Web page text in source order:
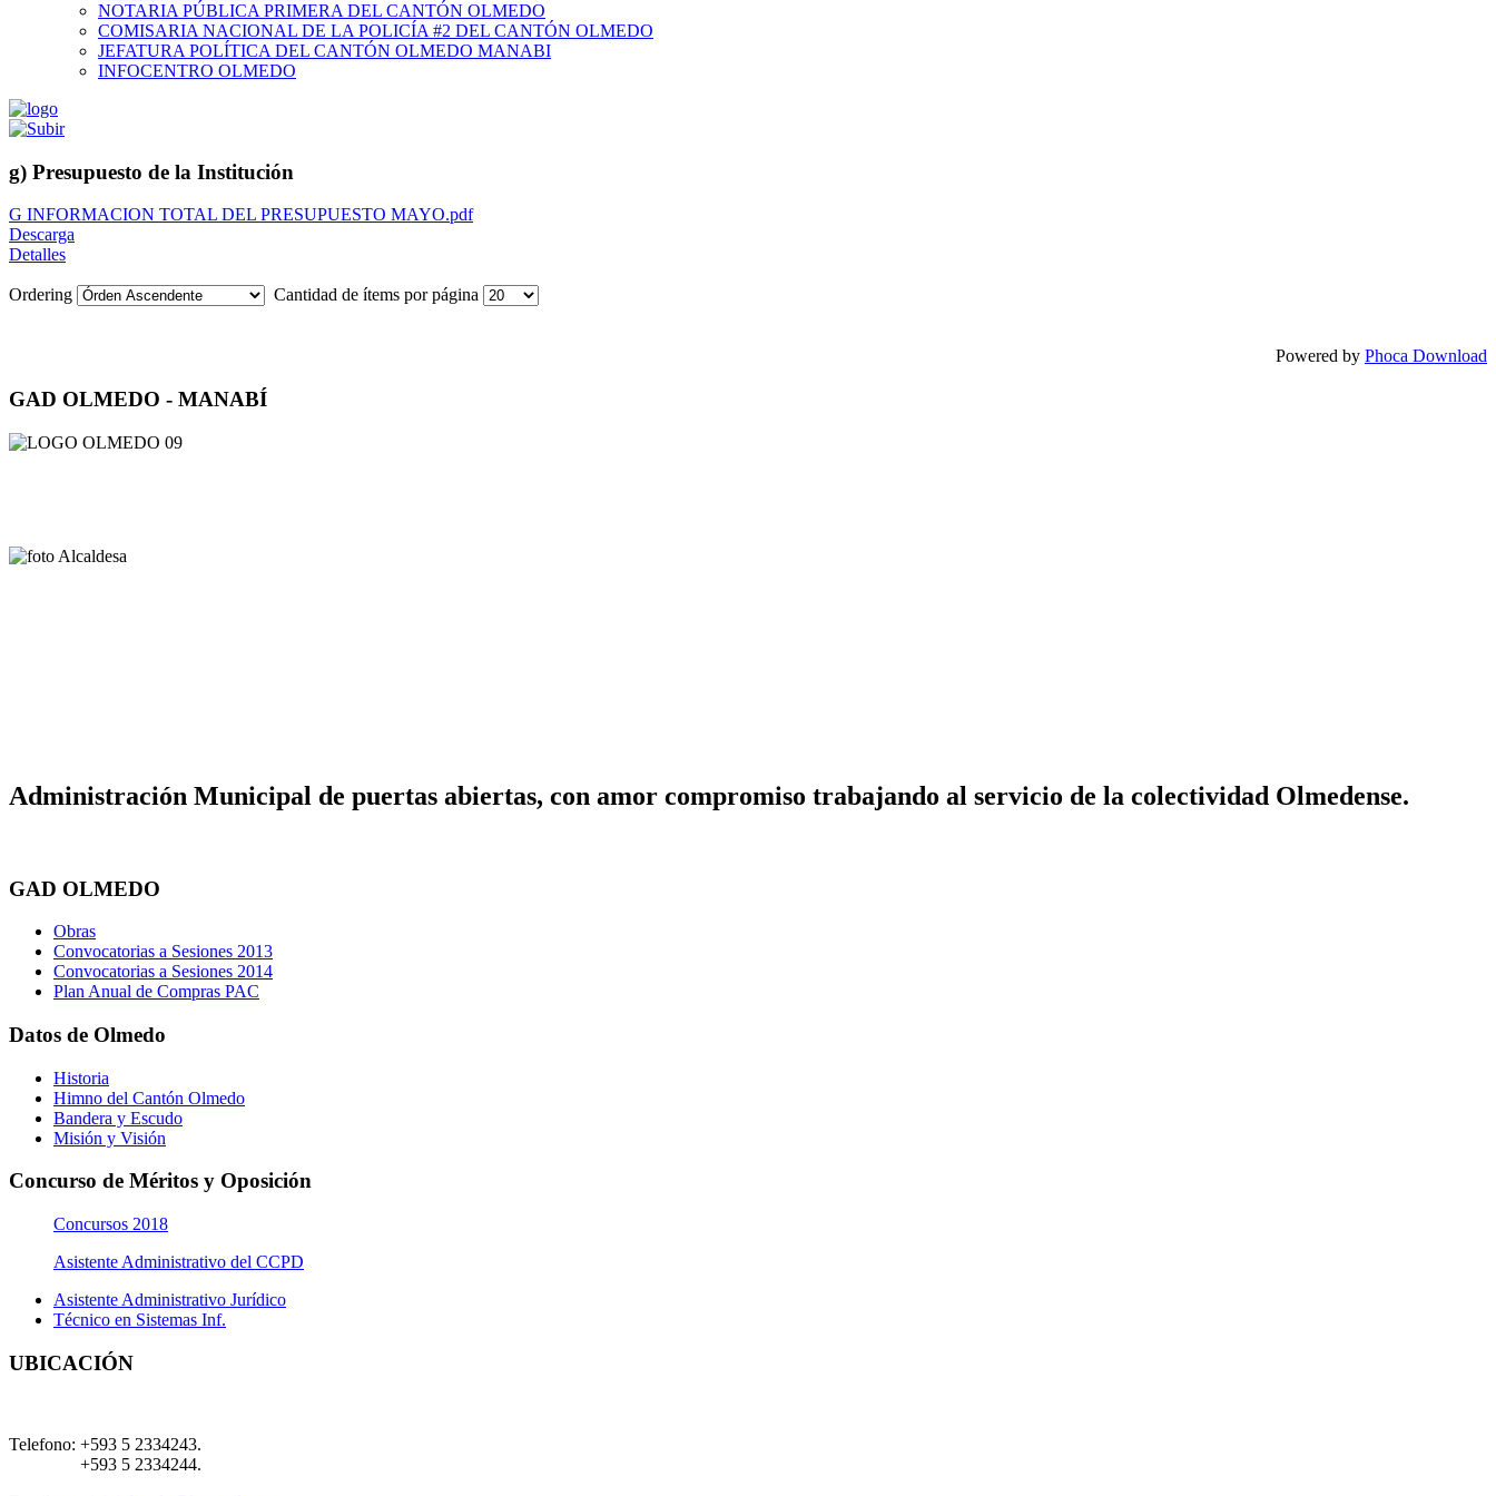
NOTARIA PÚBLICA PRIMERA DEL CANTÓN OLMEDO
COMISARIA NACIONAL DE LA POLICÍA #2 DEL CANTÓN OLMEDO
JEFATURA POLÍTICA DEL CANTÓN OLMEDO MANABI
INFOCENTRO OLMEDO
g) Presupuesto de la Institución
G INFORMACION TOTAL DEL PRESUPUESTO MAYO.pdf
Descarga
Detalles
Ordering Cantidad de ítems por página
Powered by Phoca Download
GAD OLMEDO - MANABÍ
Administración Municipal de puertas abiertas, con amor compromiso trabajando al servicio de la colectividad Olmedense.
GAD OLMEDO
Obras
Convocatorias a Sesiones 2013
Convocatorias a Sesiones 2014
Plan Anual de Compras PAC
Datos de Olmedo
Historia
Himno del Cantón Olmedo
Bandera y Escudo
Misión y Visión
Concurso de Méritos y Oposición
Concursos 2018
Asistente Administrativo del CCPD
Asistente Administrativo Jurídico
Técnico en Sistemas Inf.
UBICACIÓN
Telefono: +593 5 2334243.
+593 5 2334244.